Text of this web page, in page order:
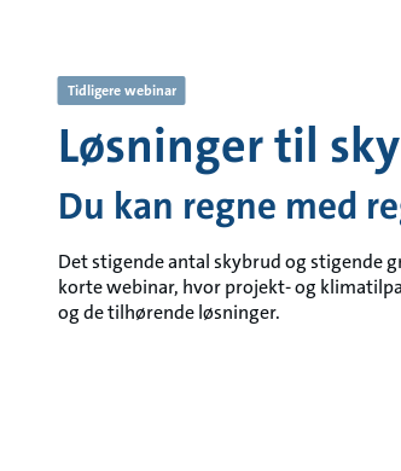
Tidligere webinar
Løsninger til
Du kan regne med
Det stigende antal skybrud og stigende
korte webinar, hvor projekt- og
og de tilhørende løsninger.